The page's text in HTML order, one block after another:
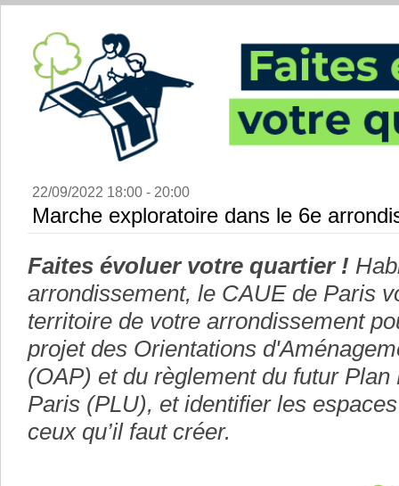
22/09/2022 18:00 - 20:00
Marche exploratoire dans le 6e
Faites évoluer votre quartier !
arrondissement, le CAUE de Paris
territoire de votre arrondissement
projet des Orientations
(OAP) et du règlement du futur
Paris (PLU), et identifier les
ceux qu’il faut créer.